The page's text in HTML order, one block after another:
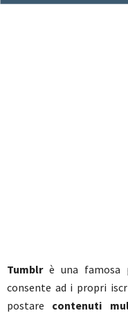
Tumblrè una famosa
consente ad i propri
postare contenuti